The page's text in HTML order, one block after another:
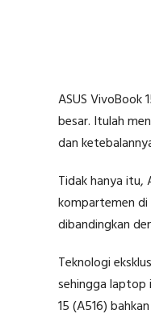
ASUS VivoBook
besar. Itulah
dan
Tidak hanya itu,
kompartemen di
dibandingkan
Teknologi
sehingga laptop
15 (A516)